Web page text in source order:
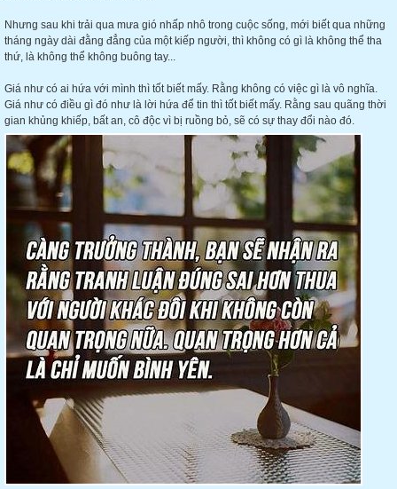
Nhưng sau khi trải qua mưa gió nhấp nhô trong cuộc sống, mới biết qua những
tháng ngày dài đằng đẳng của một kiếp người, thì không có gì là không thể tha
thứ, là không thể không buông tay...
Giá như có ai hứa với mình thì tốt biết mấy. Rằng không có việc gì là vô nghĩa.
Giá như có điều gì đó như là lời hứa để tin thì tốt biết mấy. Rằng sau quãng thời
gian khủng khiếp, bất an, cô độc vì bị ruồng bỏ, sẽ có sự thay đổi nào đó.